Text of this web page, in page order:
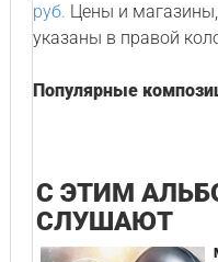
руб. Цены и
указаны в правой
Популярные
С ЭТИМ
СЛУШАЮТ